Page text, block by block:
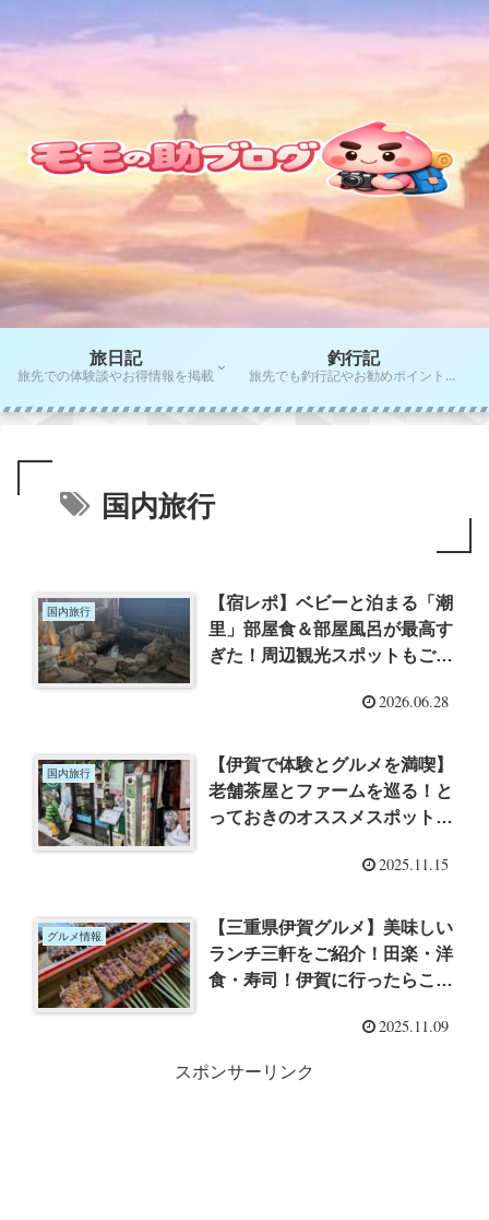
旅日記
旅先での体験談やお得情報を掲載
釣行記
旅先でも釣行記やお勧めポイントをご紹介！！
国内旅行
国内旅行
【宿レポ】ベビーと泊まる「潮
里」部屋食＆部屋風呂が最高す
ぎた！周辺観光スポットもご紹
2026.06.28
国内旅行
【伊賀で体験とグルメを満喫】
老舗茶屋とファームを巡る！と
っておきのオススメスポットご
2025.11.15
グルメ情報
【三重県伊賀グルメ】美味しい
ランチ三軒をご紹介！田楽・洋
食・寿司！伊賀に行ったらここ
2025.11.09
スポンサーリンク